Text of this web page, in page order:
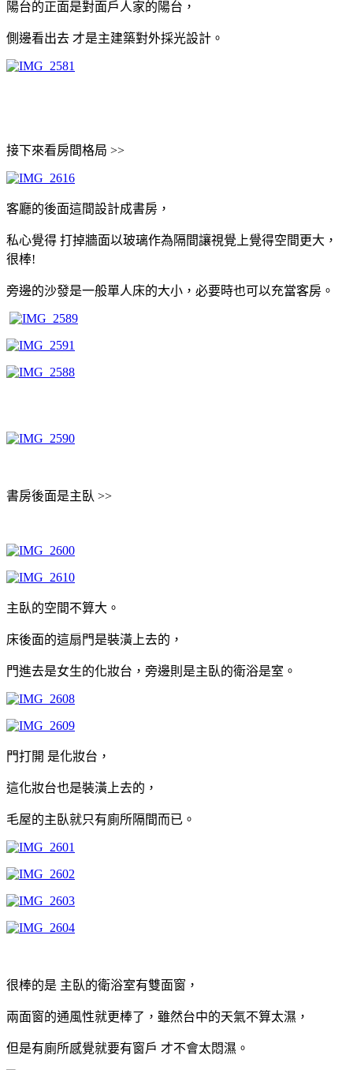
陽台的正面是對面戶人家的陽台，
側邊看出去 才是主建築對外採光設計。
接下來看房間格局 >>
客廳的後面這間設計成書房，
私心覺得 打掉牆面以玻璃作為隔間讓視覺上覺得空間更大，
很棒!
旁邊的沙發是一般單人床的大小，必要時也可以充當客房。
書房後面是主臥 >>
主臥的空間不算大。
床後面的這扇門是裝潢上去的，
門進去是女生的化妝台，旁邊則是主臥的衛浴是室。
門打開 是化妝台，
這化妝台也是裝潢上去的，
毛屋的主臥就只有廁所隔間而已。
很棒的是 主臥的衛浴室有雙面窗，
兩面窗的通風性就更棒了，雖然台中的天氣不算太濕，
但是有廁所感覺就要有窗戶 才不會太悶濕。